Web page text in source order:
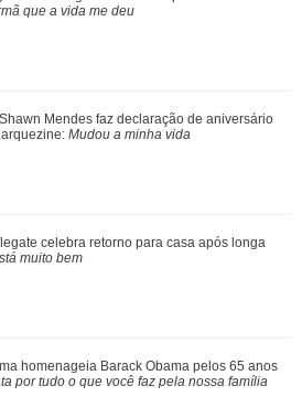
e João Lucas
os gringos famosos que já se
Bruna Marquezine
menininho... Veja curiosidades sobre a
Sato e Nicolas Pratte...
homenageia Bruna Marquezine em seu
que a vida me deu
que a vida me deu
Mendes faz declaração de aniversário
Mudou a minha vida
celebra retorno para casa após longa
muito bem
homenageia Barack Obama pelos 65 anos
por tudo o que você faz pela nossa família